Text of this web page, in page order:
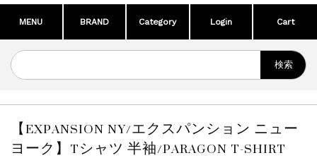
MENU BRAND Category Login Cart
【EXPANSION NY/エクスパンション ニュー
ヨーク】Tシャツ 半袖/PARAGON T-SHIRT